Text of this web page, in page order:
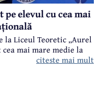
elevul cu cea mai
la Liceul Teoretic „Aurel
mai mare medie la
citeste mai mult